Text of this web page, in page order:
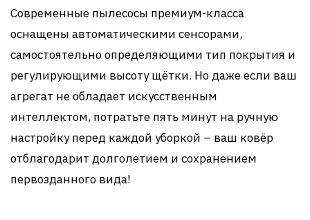
Современные пылесосы премиум-класса
оснащены автоматическими сенсорами,
самостоятельно определяющими тип покрытия и
регулирующими высоту щётки. Но даже если ваш
агрегат не обладает искусственным
интеллектом, потратьте пять минут на ручную
настройку перед каждой уборкой – ваш ковёр
отблагодарит долголетием и сохранением
первозданного вида!